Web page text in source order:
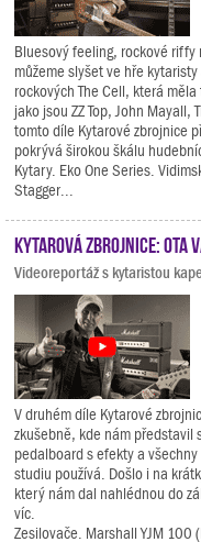
Bluesový feeling, rockové
můžeme slyšet ve hře
rockových The Cell, která
jako jsou ZZ Top, John Mayall,
tomto díle Kytarové zbrojnice
pokrývá širokou škálu
Kytary. Eko One Series.
Stagger...
Kytarová zbrojnice: Ota
Videoreportáž s kytaristou
V druhém díle Kytarové
zkušebně, kde nám představil
pedalboard s efekty a
studiu používá. Došlo i na
který nám dal nahlédnou do
víc.
Zesilovače. Marshall YJM 100